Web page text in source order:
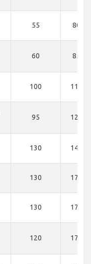
55 80
60 85
100 110
95 125
130 140
130 170
130 174
120 175